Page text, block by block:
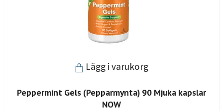
Lägg i varukorg
Peppermint Gels (Pepparmynta) 90 Mjuka kapslar
NOW